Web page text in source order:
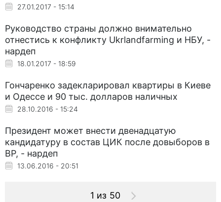
27.01.2017 - 15:14
Руководство страны должно внимательно
отнестись к конфликту Ukrlandfarming и НБУ, -
нардеп
18.01.2017 - 18:59
Гончаренко задекларировал квартиры в Киеве
и Одессе и 90 тыс. долларов наличных
28.10.2016 - 15:24
Президент может внести двенадцатую
кандидатуру в состав ЦИК после довыборов в
ВР, - нардеп
13.06.2016 - 20:51
1 из 50